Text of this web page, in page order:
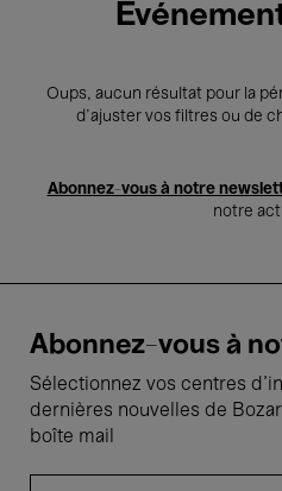
Oups, aucun résultat pour la
d’ajuster vos filtres ou de
Abonnez-vous à notre
notre
Abonnez-vous à
Sélectionnez vos centres
dernières nouvelles de
boîte mail